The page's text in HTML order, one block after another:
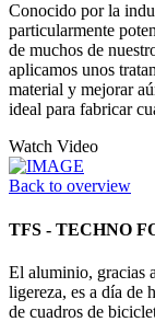
Conocido por la
particularmente
de muchos de
aplicamos unos
material y mejorar
ideal para fabricar
Watch Video
Back to overview
TFS - TECHNO
El aluminio, gracias
ligereza, es a día de
de cuadros de